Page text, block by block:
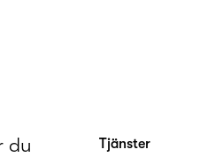
du
Tjänster